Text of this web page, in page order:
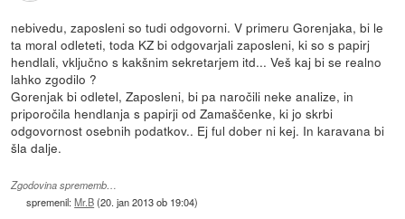
nebivedu, zaposleni so tudi odgovorni. V primeru Gorenjaka, bi le
ta moral odleteti, toda KZ bi odgovarjali zaposleni, ki so s papirj
hendlali, vključno s kakšnim sekretarjem itd... Veš kaj bi se realno
lahko zgodilo ?
Gorenjak bi odletel, Zaposleni, bi pa naročili neke analize, in
priporočila hendlanja s papirji od Zamaščenke, ki jo skrbi
odgovornost osebnih podatkov.. Ej ful dober ni kej. In karavana bi
šla dalje.
Zgodovina sprememb…
spremenil:Mr.B(20. jan 2013 ob 19:04)